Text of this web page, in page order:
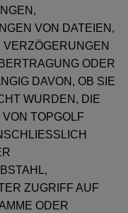
VON DATEIEN,
ODER
DAVON, OB SIE
WURDEN, DIE
TOPGOLF
ZUGRIFF AUF
ODER